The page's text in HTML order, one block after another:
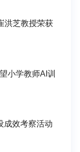
洪芝教授荣获
小学教师AI训
成效考察活动